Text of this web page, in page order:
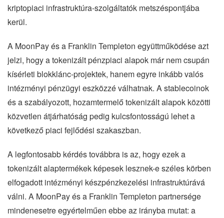
kriptopiaci infrastruktúra-szolgáltatók metszéspontjába
kerül.
A MoonPay és a Franklin Templeton együttműködése azt
jelzi, hogy a tokenizált pénzpiaci alapok már nem csupán
kísérleti blokklánc-projektek, hanem egyre inkább valós
intézményi pénzügyi eszközzé válhatnak. A stablecoinok
és a szabályozott, hozamtermelő tokenizált alapok közötti
közvetlen átjárhatóság pedig kulcsfontosságú lehet a
következő piaci fejlődési szakaszban.
A legfontosabb kérdés továbbra is az, hogy ezek a
tokenizált alaptermékek képesek lesznek-e széles körben
elfogadott intézményi készpénzkezelési infrastruktúrává
válni. A MoonPay és a Franklin Templeton partnersége
mindenesetre egyértelműen ebbe az irányba mutat: a